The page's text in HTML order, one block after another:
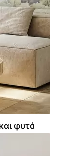
φυτά